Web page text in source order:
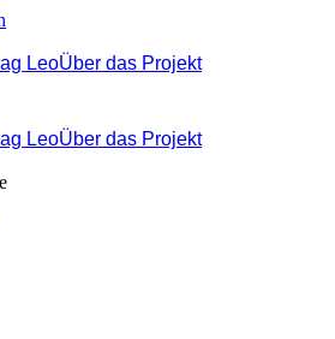
LeoÜber das Projekt
LeoÜber das Projekt
benachbarten Tool in der Übersicht